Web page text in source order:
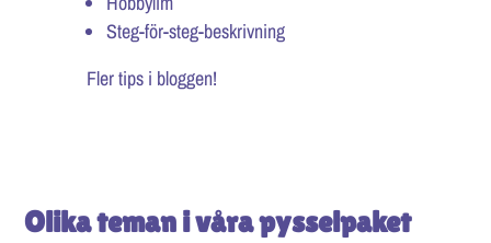
Steg-för-steg-beskrivning
Fler tips i bloggen!
Olika teman i våra pysselpaket